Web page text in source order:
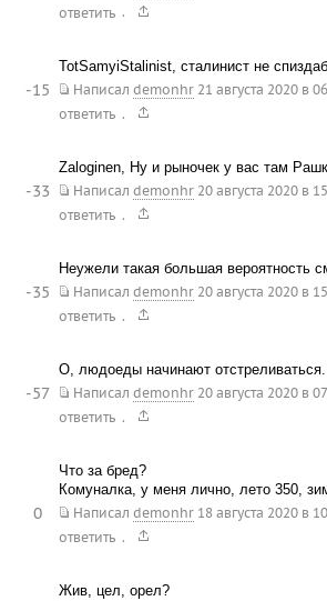
ответить .
TotSamyiStalinist, сталинист не
Написал demonhr 21 августа 2020 в
ответить .
-15
Zaloginen, Ну и рыночек у вас там
Написал demonhr 20 августа 2020 в
ответить .
-33
Неужели такая большая вероятность
Написал demonhr 20 августа 2020 в
ответить .
-35
О, людоеды начинают отстреливаться.
Написал demonhr 20 августа 2020 в
ответить .
-57
Что за бред?
Комуналка, у меня лично, лето 350,
Написал demonhr 18 августа 2020 в
ответить .
0
Жив, цел, орел?